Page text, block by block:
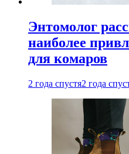
Энтомолог
наиболее
для комаров
2 года спустя2 года